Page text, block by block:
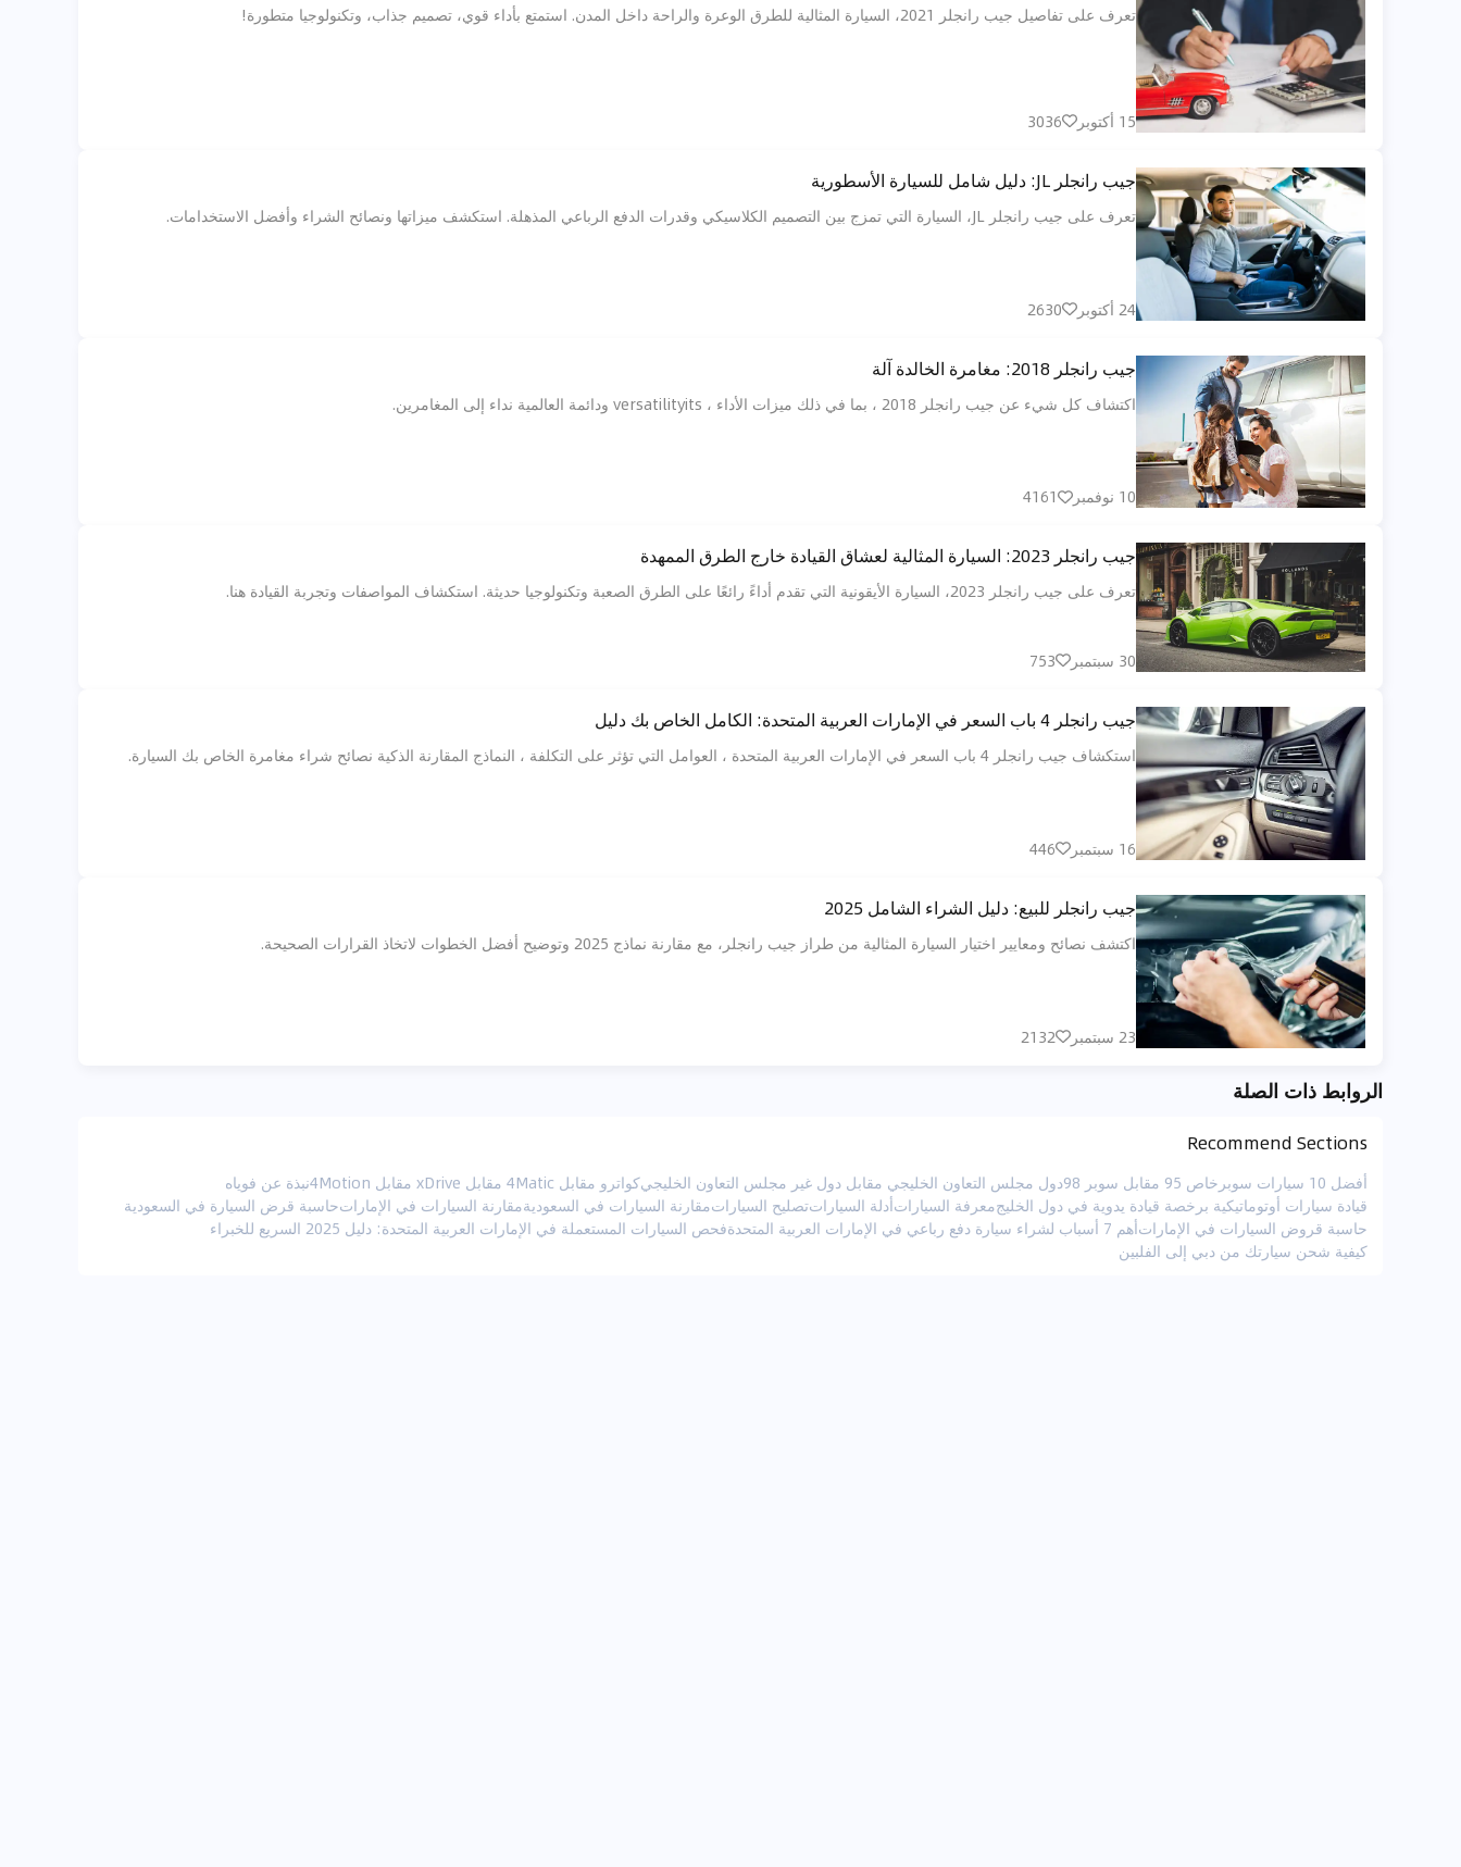
تعرف على تفاصيل جيب رانجلر 2021، السيارة المثالية للطرق الوعرة والراحة داخل المدن. استمتع بأداء قوي، تصميم جذاب، وتكنولوجيا متطورة!
15 أكتوبر 3036
جيب رانجلر JL: دليل شامل للسيارة الأسطورية
تعرف على جيب رانجلر JL، السيارة التي تمزج بين التصميم الكلاسيكي وقدرات الدفع الرباعي المذهلة. استكشف ميزاتها ونصائح الشراء وأفضل الاستخدامات.
24 أكتوبر 2630
جيب رانجلر 2018: مغامرة الخالدة آلة
اكتشاف كل شيء عن جيب رانجلر 2018 ، بما في ذلك ميزات الأداء ، versatilityits ودائمة العالمية نداء إلى المغامرين.
10 نوفمبر 4161
جيب رانجلر 2023: السيارة المثالية لعشاق القيادة خارج الطرق الممهدة
تعرف على جيب رانجلر 2023، السيارة الأيقونية التي تقدم أداءً رائعًا على الطرق الصعبة وتكنولوجيا حديثة. استكشاف المواصفات وتجربة القيادة هنا.
30 سبتمبر 753
جيب رانجلر 4 باب السعر في الإمارات العربية المتحدة: الكامل الخاص بك دليل
استكشاف جيب رانجلر 4 باب السعر في الإمارات العربية المتحدة ، العوامل التي تؤثر على التكلفة ، النماذج المقارنة الذكية نصائح شراء مغامرة الخاص بك السيارة.
16 سبتمبر 446
جيب رانجلر للبيع: دليل الشراء الشامل 2025
اكتشف نصائح ومعايير اختيار السيارة المثالية من طراز جيب رانجلر، مع مقارنة نماذج 2025 وتوضيح أفضل الخطوات لاتخاذ القرارات الصحيحة.
23 سبتمبر 2132
الروابط ذات الصلة
Recommend Sections
أفضل 10 سيارات سوبر خاص 95 مقابل سوبر 98 دول مجلس التعاون الخليجي مقابل دول غير مجلس التعاون الخليجيكواترو مقابل 4Matic مقابل xDrive مقابل 4Motion
نبذة عن فوياه
قيادة سيارات أوتوماتيكية برخصة قيادة يدوية في دول الخليجمعرفة السياراتأدلة السياراتتصليح السياراتمقارنة السيارات في السعوديةمقارنة السيارات في الإماراتحاسبة قرض السيارة في السعودية
حاسبة قروض السيارات في الإماراتأهم 7 أسباب لشراء سيارة دفع رباعي في الإمارات العربية المتحدة
فحص السيارات المستعملة في الإمارات العربية المتحدة: دليل 2025 السريع للخبراء
كيفية شحن سيارتك من دبي إلى الفلبين